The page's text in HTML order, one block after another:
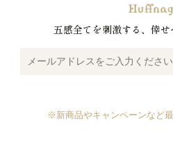
五感全てを刺激する、倖せ
ー
※新商品やキャンペーンなど